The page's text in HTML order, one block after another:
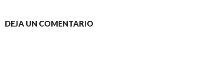
DEJA UN COMENTARIO